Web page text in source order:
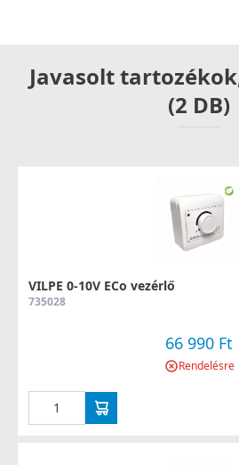
Javasolt
(2 DB)
VILPE 0-10V ECo vezérlő
735028
66 990 Ft
Rendelésre